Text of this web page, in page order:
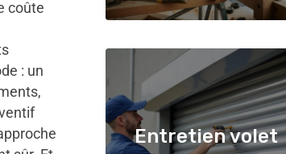
coûte
: un
Entretien volet